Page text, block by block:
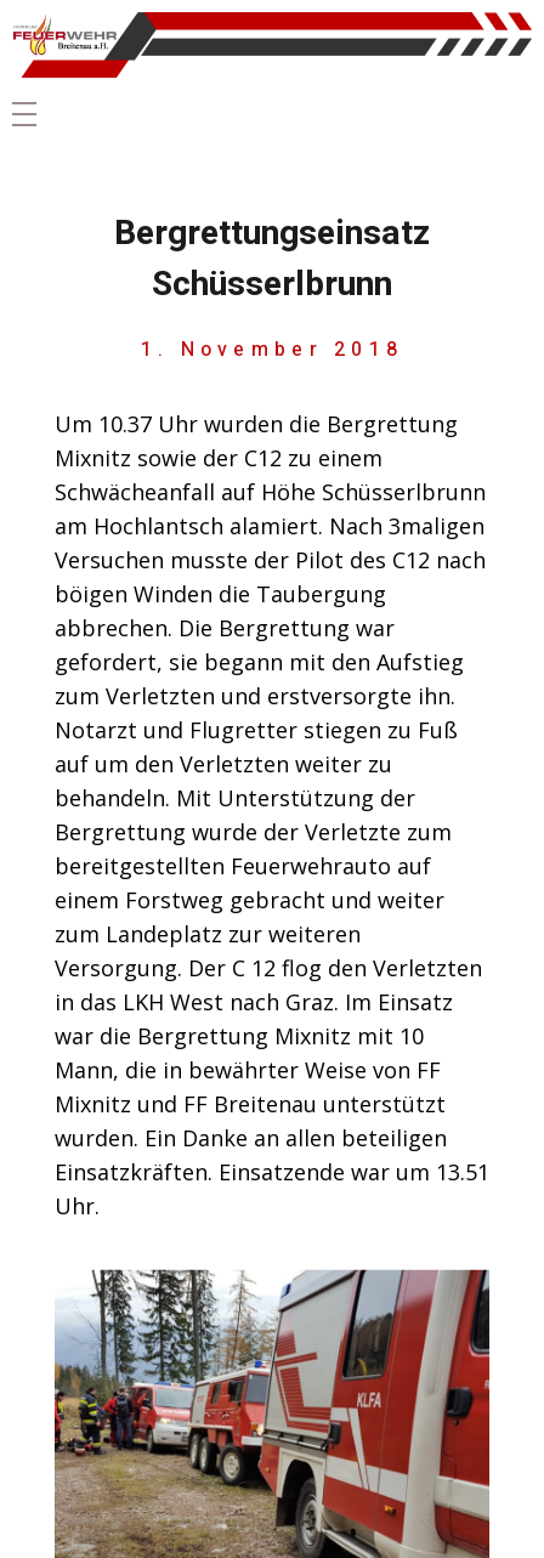
Bergrettungseinsatz
Schüsserlbrunn
1. November 2018
Um 10.37 Uhr wurden die Bergrettung
Mixnitz sowie der C12 zu einem
Schwächeanfall auf Höhe Schüsserlbrunn
am Hochlantsch alamiert. Nach 3maligen
Versuchen musste der Pilot des C12 nach
böigen Winden die Taubergung
abbrechen. Die Bergrettung war
gefordert, sie begann mit den Aufstieg
zum Verletzten und erstversorgte ihn.
Notarzt und Flugretter stiegen zu Fuß
auf um den Verletzten weiter zu
behandeln. Mit Unterstützung der
Bergrettung wurde der Verletzte zum
bereitgestellten Feuerwehrauto auf
einem Forstweg gebracht und weiter
zum Landeplatz zur weiteren
Versorgung. Der C 12 flog den Verletzten
in das LKH West nach Graz. Im Einsatz
war die Bergrettung Mixnitz mit 10
Mann, die in bewährter Weise von FF
Mixnitz und FF Breitenau unterstützt
wurden. Ein Danke an allen beteiligen
Einsatzkräften. Einsatzende war um 13.51
Uhr.